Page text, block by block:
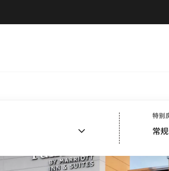
特别
常